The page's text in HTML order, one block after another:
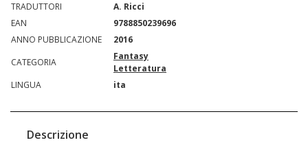
TRADUTTORI
A. Ricci
EAN
9788850239696
ANNO PUBBLICAZIONE
2016
CATEGORIA
Fantasy
Letteratura
LINGUA
ita
Descrizione